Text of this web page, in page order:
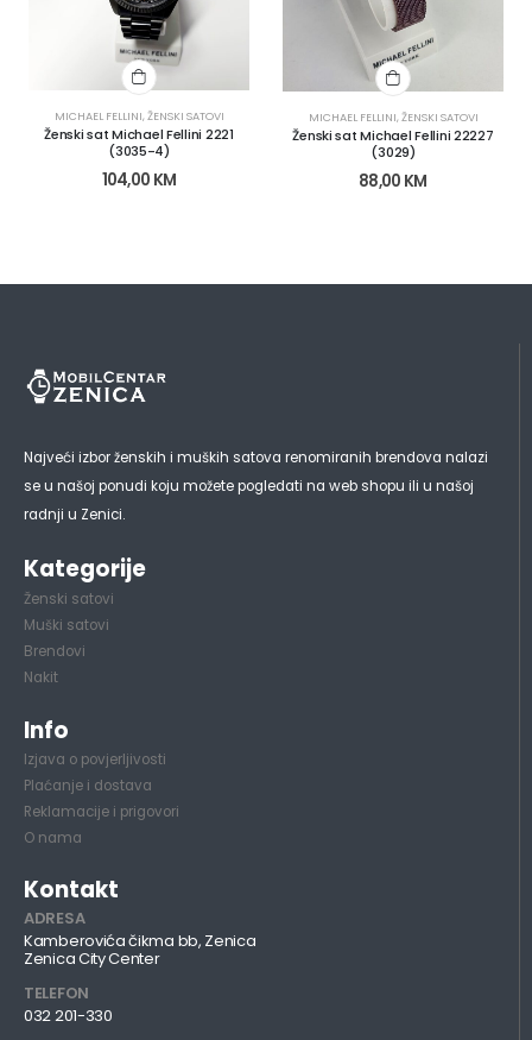
MICHAEL FELLINI,ŽENSKI SATOVI
Ženski sat Michael Fellini 2221
(3035-4)
104,00 KM
MICHAEL FELLINI,ŽENSKI SATOVI
Ženski sat Michael Fellini 22227
(3029)
88,00 KM
Najveći izbor ženskih i muških satova renomiranih brendova nalazi
se u našoj ponudi koju možete pogledati na web shopu ili u našoj
radnji u Zenici.
Kategorije
Ženski satovi
Muški satovi
Brendovi
Nakit
Info
Izjava o povjerljivosti
Plaćanje i dostava
Reklamacije i prigovori
O nama
Kontakt
ADRESA
Kamberovića čikma bb, Zenica
Zenica City Center
TELEFON
032 201-330